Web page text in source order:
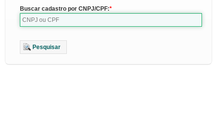
Buscar cadastro por CNPJ/CPF:
Pesquisar